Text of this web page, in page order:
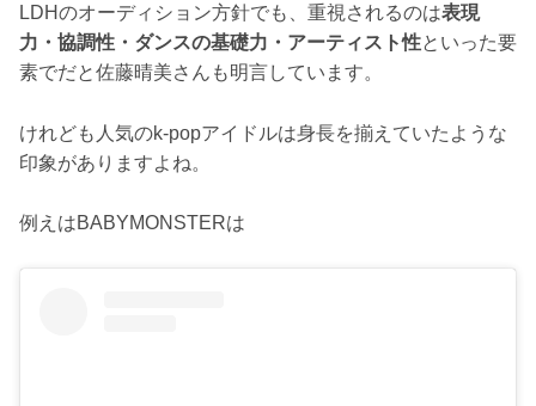
LDHのオーディション方針でも、重視されるのは表現
力・協調性・ダンスの基礎力・アーティスト性といった要
素でだと佐藤晴美さんも明言しています。
けれども人気のk-popアイドルは身長を揃えていたような
印象がありますよね。
例えはBABYMONSTERは